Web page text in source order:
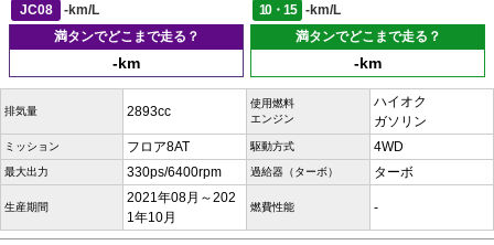
JC08
-km/L 10・15
-km/L
満タンでどこまで走る？
-km
満タンでどこまで走る？
-km
排気量 2893cc
使用燃料
エンジン
ハイオク
ガソリン
ミッション フロア8AT 駆動方式 4WD
最大出力 330ps/6400rpm 過給器（ターボ） ターボ
生産期間
2021年08月～202
1年10月
燃費性能 -